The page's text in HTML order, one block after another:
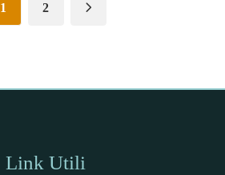
1 2
Link Utili